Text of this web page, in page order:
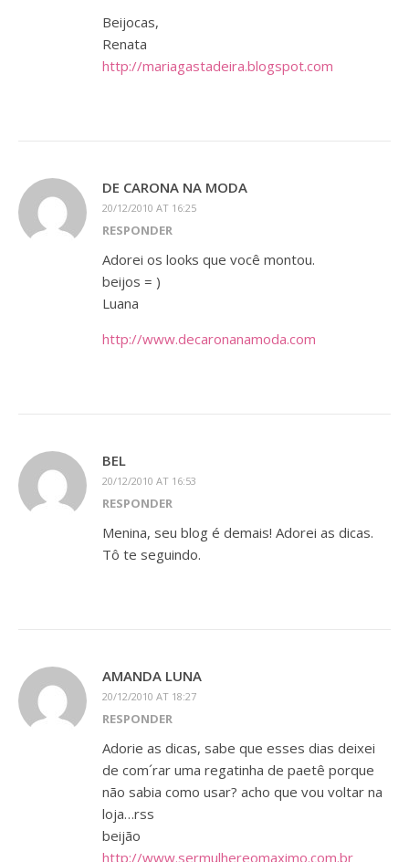
Beijocas,
Renata
http://mariagastadeira.blogspot.com
DE CARONA NA MODA
20/12/2010 AT 16:25
RESPONDER
Adorei os looks que você montou.
beijos = )
Luana
http://www.decaronanamoda.com
BEL
20/12/2010 AT 16:53
RESPONDER
Menina, seu blog é demais! Adorei as dicas.
Tô te seguindo.
AMANDA LUNA
20/12/2010 AT 18:27
RESPONDER
Adorie as dicas, sabe que esses dias deixei
de com´rar uma regatinha de paetê porque
não sabia como usar? acho que vou voltar na
loja…rss
beijão
http://www.sermulhereomaximo.com.br